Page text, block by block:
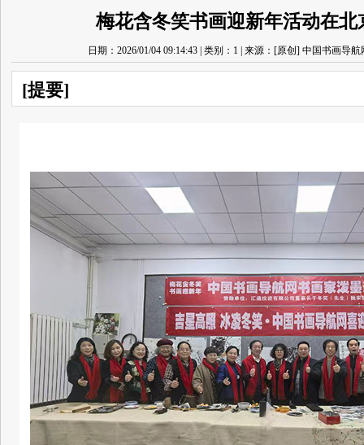
梅花含冬笑书画迎新年活动在北
日期：2026/01/04 09:14:43 | 类别：1 | 来源：[原创] 中国书画导
[提要]